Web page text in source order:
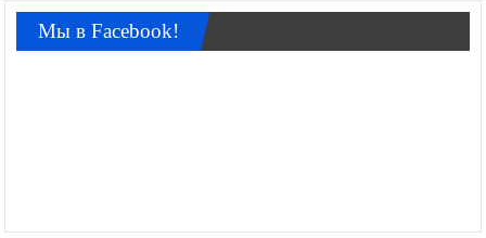
Мы в Facebook!